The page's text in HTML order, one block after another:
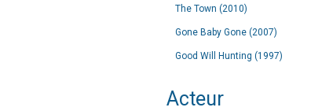
The Town (2010)
Gone Baby Gone (2007)
Good Will Hunting (1997)
Acteur